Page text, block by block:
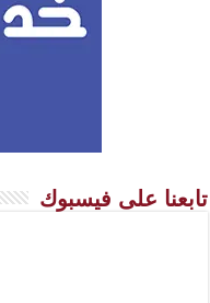
تابعنا على فيسبوك